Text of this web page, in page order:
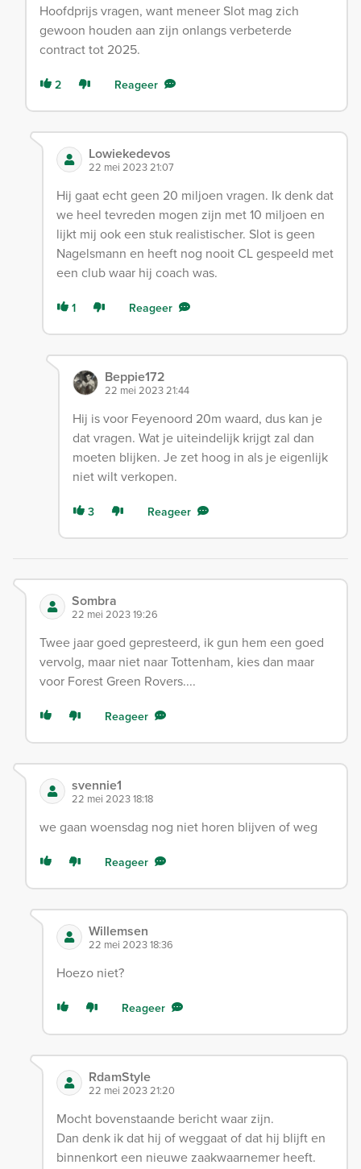
Hoofdprijs vragen, want meneer Slot mag zich
gewoon houden aan zijn onlangs verbeterde
contract tot 2025.
2 Reageer
Lowiekedevos
22 mei 2023 21:07
Hij gaat echt geen 20 miljoen vragen. Ik denk dat
we heel tevreden mogen zijn met 10 miljoen en
lijkt mij ook een stuk realistischer. Slot is geen
Nagelsmann en heeft nog nooit CL gespeeld met
een club waar hij coach was.
1 Reageer
Beppie172
22 mei 2023 21:44
Hij is voor Feyenoord 20m waard, dus kan je
dat vragen. Wat je uiteindelijk krijgt zal dan
moeten blijken. Je zet hoog in als je eigenlijk
niet wilt verkopen.
3 Reageer
Sombra
22 mei 2023 19:26
Twee jaar goed gepresteerd, ik gun hem een goed
vervolg, maar niet naar Tottenham, kies dan maar
voor Forest Green Rovers....
Reageer
svennie1
22 mei 2023 18:18
we gaan woensdag nog niet horen blijven of weg
Reageer
Willemsen
22 mei 2023 18:36
Hoezo niet?
Reageer
RdamStyle
22 mei 2023 21:20
Mocht bovenstaande bericht waar zijn.
Dan denk ik dat hij of weggaat of dat hij blijft en
binnenkort een nieuwe zaakwaarnemer heeft.